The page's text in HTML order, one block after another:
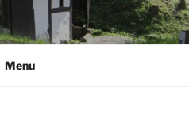
Menu